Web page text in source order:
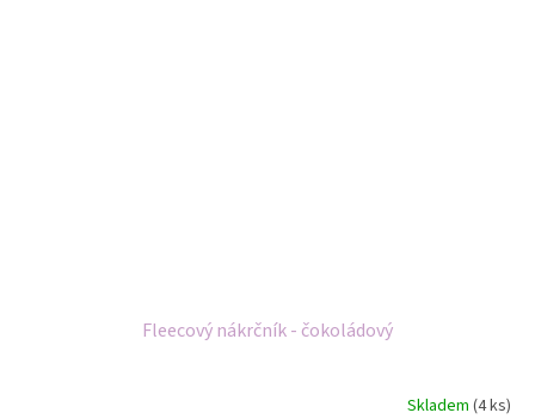
Fleecový nákrčník - čokoládový
Skladem (4 ks)